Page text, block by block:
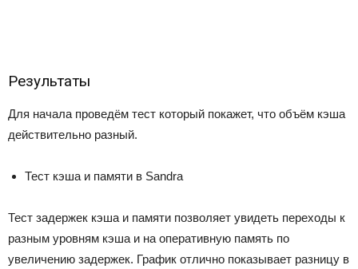
Результаты
Для начала проведём тест который покажет, что объём кэша
действительно разный.
Тест кэша и памяти в Sandra
Тест задержек кэша и памяти позволяет увидеть переходы к
разным уровням кэша и на оперативную память по
увеличению задержек. График отлично показывает разницу в